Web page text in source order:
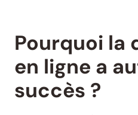
Pourquoi la
en ligne a
succès ?